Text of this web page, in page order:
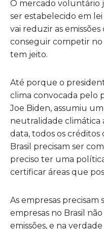
O mercado voluntário
ser estabelecido em
vai reduzir as
conseguir competir
tem jeito.
Até porque o
clima convocada pelo
Joe Biden, assumiu
neutralidade climática
data, todos os
Brasil precisam ser
preciso ter uma
certificar áreas que
As empresas precisam
empresas no Brasil
emissões, e na